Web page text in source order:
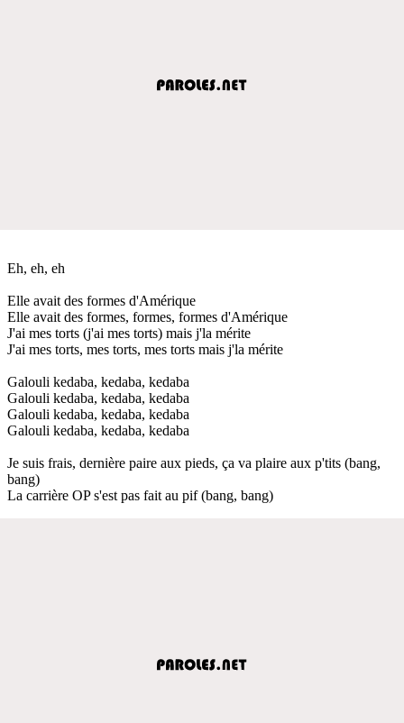
Eh, eh, eh
Elle avait des formes d'Amérique
Elle avait des formes, formes, formes d'Amérique
J'ai mes torts (j'ai mes torts) mais j'la mérite
J'ai mes torts, mes torts, mes torts mais j'la mérite
Galouli kedaba, kedaba, kedaba
Galouli kedaba, kedaba, kedaba
Galouli kedaba, kedaba, kedaba
Galouli kedaba, kedaba, kedaba
Je suis frais, dernière paire aux pieds, ça va plaire aux p'tits (bang,
bang)
La carrière OP s'est pas fait au pif (bang, bang)